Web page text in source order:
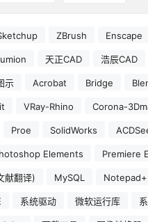
ZBrush Enscape
天正CAD 浩辰CAD
示 Acrobat Bridge
VRay-Rhino Corona-
Proe SolidWorks
Elements Premiere
献翻译) MySQL
系统驱动 微软运行库